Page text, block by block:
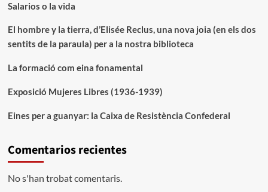
Salarios o la vida
El hombre y la tierra, d’Elisée Reclus, una nova joia (en els dos
sentits de la paraula) per a la nostra biblioteca
La formació com eina fonamental
Exposició Mujeres Libres (1936-1939)
Eines per a guanyar: la Caixa de Resistència Confederal
Comentarios recientes
No s'han trobat comentaris.